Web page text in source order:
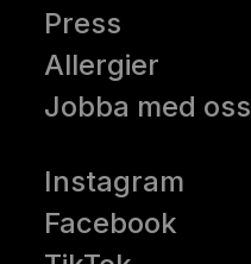
Press
Allergier
Jobba med oss
Instagram
Facebook